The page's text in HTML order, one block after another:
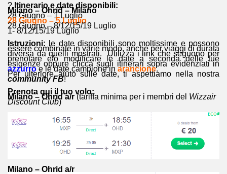
?Itinerario e date disponibili:
Milano – Ohrid – Milano
28 Giugno – 1 Luglio
28 Giugno – 5 Luglio
28 Giugno – 8/12/15/19 Luglio
1- 8/12/15/19 Luglio
Istruzioni: le date disponibili sono moltissime e possono
essere combinate in varie modo, anche per viaggi di durata
diversa da quelli mostrati. Utilizza i link che seguono per
prenotare e/o modificare le date a seconda delle tue
esigenze oppure clicca sugli itinerari sopra evidenziati in
azzurroe le date campione in arancione.
Per ulteriore aiuto sulle date, ti aspettiamo nella nostra
community FB!
Prenota qui il tuo volo:
Milano – Ohrid a/r(tariffa minima per i membri del Wizzair
Discount Club)
Milano – Ohrid a/r